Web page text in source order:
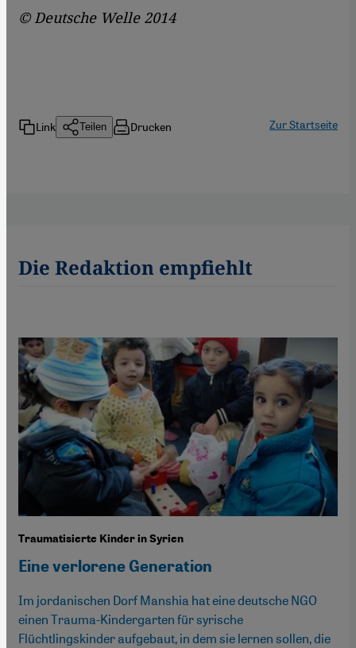
© Deutsche Welle 2014
Link Teilen Drucken Zur Startseite
Die Redaktion empfiehlt
Traumatisierte Kinder in Syrien
Eine verlorene Generation
Im jordanischen Dorf Manshia hat eine deutsche NGO
einen Trauma-Kindergarten für syrische
Flüchtlingskinder aufgebaut, in dem sie lernen sollen, die